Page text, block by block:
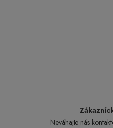
Neváhajte nás